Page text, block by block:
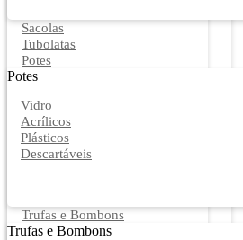
Sacolas
Tubolatas
Potes
Potes
Vidro
Acrílicos
Plásticos
Descartáveis
Trufas e Bombons
Trufas e Bombons